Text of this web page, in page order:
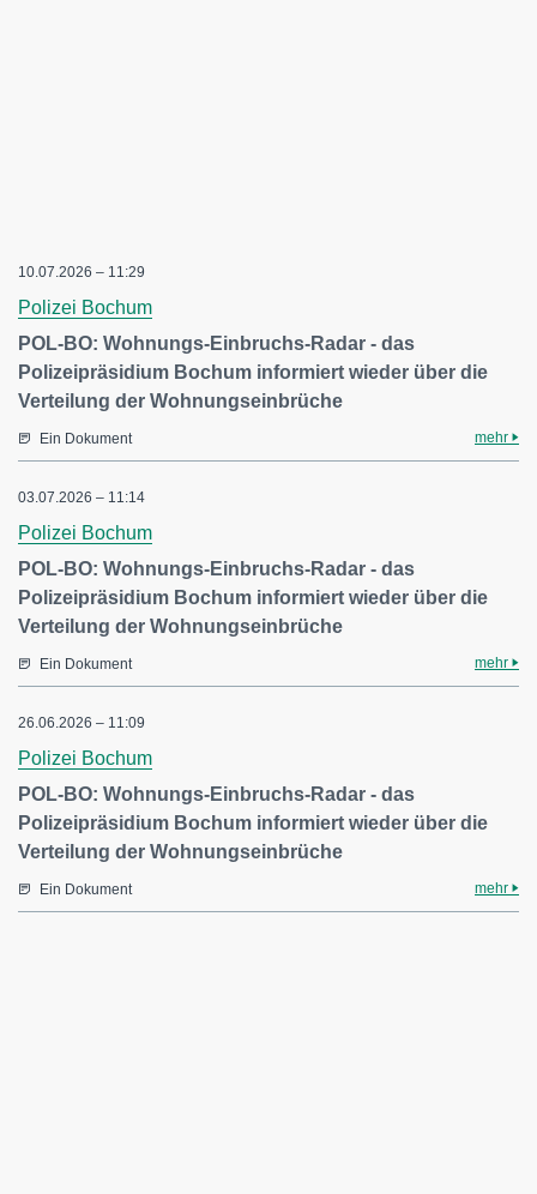
10.07.2026 – 11:29
Polizei Bochum
POL-BO: Wohnungs-Einbruchs-Radar - das
Polizeipräsidium Bochum informiert wieder über die
Verteilung der Wohnungseinbrüche
Ein Dokument mehr
03.07.2026 – 11:14
Polizei Bochum
POL-BO: Wohnungs-Einbruchs-Radar - das
Polizeipräsidium Bochum informiert wieder über die
Verteilung der Wohnungseinbrüche
Ein Dokument mehr
26.06.2026 – 11:09
Polizei Bochum
POL-BO: Wohnungs-Einbruchs-Radar - das
Polizeipräsidium Bochum informiert wieder über die
Verteilung der Wohnungseinbrüche
Ein Dokument mehr